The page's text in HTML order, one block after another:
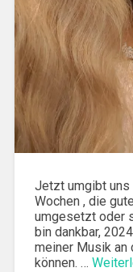
Jetzt umgibt uns
Wochen , die
umgesetzt oder
bin dankbar,
meiner Musik an
können. …